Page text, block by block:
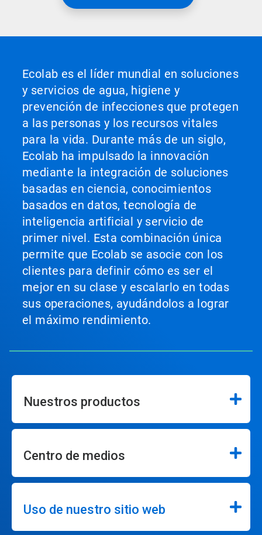
Ecolab es el líder mundial en soluciones
y servicios de agua, higiene y
prevención de infecciones que protegen
a las personas y los recursos vitales
para la vida. Durante más de un siglo,
Ecolab ha impulsado la innovación
mediante la integración de soluciones
basadas en ciencia, conocimientos
basados en datos, tecnología de
inteligencia artificial y servicio de
primer nivel. Esta combinación única
permite que Ecolab se asocie con los
clientes para definir cómo es ser el
mejor en su clase y escalarlo en todas
sus operaciones, ayudándolos a lograr
el máximo rendimiento.
Nuestros productos
Centro de medios
Uso de nuestro sitio web